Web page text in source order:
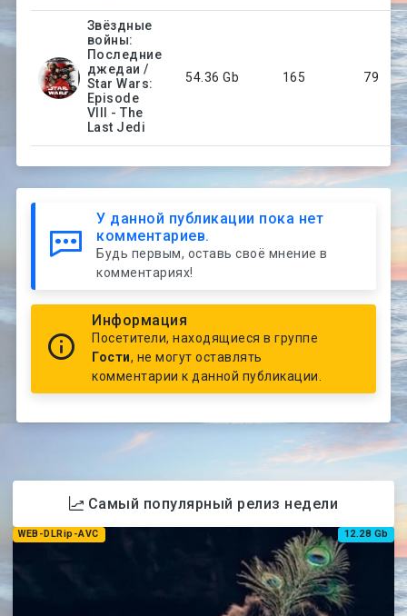
Звёздные
войны:
Последние
джедаи /
Star Wars:
Episode
VIII - The
Last Jedi
54.36 Gb 165 79
У данной публикации пока нет
комментариев.
Будь первым, оставь своё мнение в
комментариях!
Информация
Посетители, находящиеся в группе
Гости, не могут оставлять
комментарии к данной публикации.
Самый популярный релиз недели
WEB-DLRip-AVC 12.28 Gb